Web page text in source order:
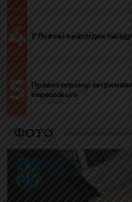
4 У Львові внаслідок
5
Правоохоронці
перехожого
ФОТО